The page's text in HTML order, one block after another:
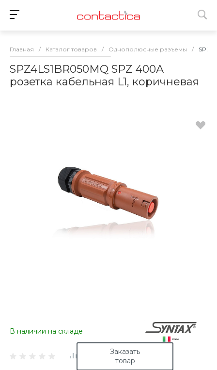
Главная / Каталог товаров / Однополюсные разъемы /
SPZ4LS1BR050MQ SPZ 400А
розетка кабельная L1, коричневая
В наличии на складе
Заказать
товар